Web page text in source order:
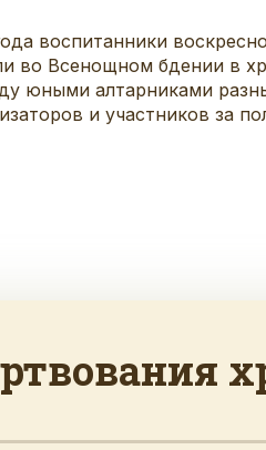
воспитанники
во Всенощном бдении в
юными алтарниками
и участников за